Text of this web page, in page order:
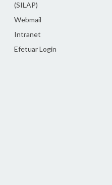
(SILAP)
Webmail
Intranet
Efetuar Login